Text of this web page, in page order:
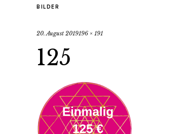
BILDER
20. August 2019196 × 191
125